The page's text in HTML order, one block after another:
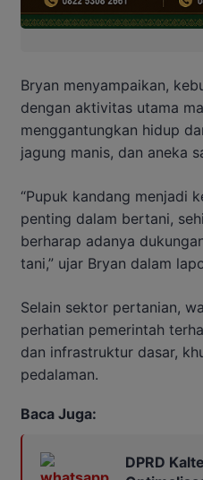
Bryan menyampaikan,
dengan aktivitas utama
menggantungkan hidup
jagung manis, dan aneka
“Pupuk kandang menjadi
penting dalam bertani,
berharap adanya
tani,” ujar Bryan dalam
Selain sektor pertanian,
perhatian pemerintah
dan infrastruktur dasar,
pedalaman.
Baca Juga:
DPRD